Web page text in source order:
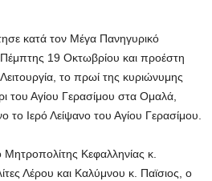
κατά τον Μέγα Πανηγυρικό
19 Οκτωβρίου και προέστη
το πρωί της κυριώνυμης
του Αγίου Γερασίμου στα Ομαλά,
το Ιερό Λείψανο του Αγίου Γερασίμου.
Κεφαλληνίας κ.
Λέρου και Καλύμνου κ. Παϊσιος, ο